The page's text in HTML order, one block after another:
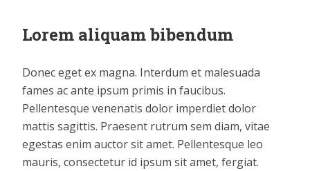
Lorem aliquam bibendum
Donec eget ex magna. Interdum et malesuada
fames ac ante ipsum primis in faucibus.
Pellentesque venenatis dolor imperdiet dolor
mattis sagittis. Praesent rutrum sem diam, vitae
egestas enim auctor sit amet. Pellentesque leo
mauris, consectetur id ipsum sit amet, fergiat.